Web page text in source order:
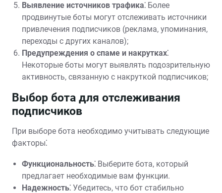
Выявление источников трафика⁚ Более
продвинутые боты могут отслеживать источники
привлечения подписчиков (реклама, упоминания,
переходы с других каналов);
Предупреждения о спаме и накрутках⁚
Некоторые боты могут выявлять подозрительную
активность, связанную с накруткой подписчиков;
Выбор бота для отслеживания
подписчиков
При выборе бота необходимо учитывать следующие
факторы⁚
Функциональность⁚ Выберите бота, который
предлагает необходимые вам функции.
Надежность⁚ Убедитесь, что бот стабильно